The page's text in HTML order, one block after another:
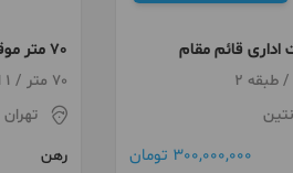
300,000,000 تومان
70 متر موقعیت اداری وزرا
70 متر / 1 اتاق / طبقه 1
تهران
رهن